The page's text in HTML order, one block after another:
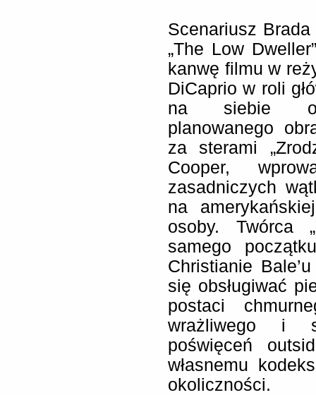
Scenariusz Brada
„The Low
kanwę filmu w
DiCaprio w roli
na siebie
planowanego
za sterami
Cooper,
zasadniczych
na
osoby. Twórca
samego
Christianie
się obsługiwać
postaci
wrażliwego i
poświęceń
własnemu
okoliczności.